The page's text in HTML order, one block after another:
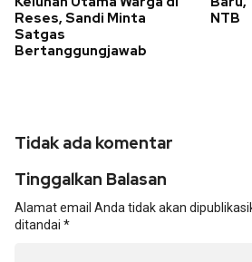
Reses, Sandi Minta
Satgas
Bertanggungjawab
NTB
Tidak ada komentar
Tinggalkan Balasan
Alamat email Anda tidak akan
ditandai *